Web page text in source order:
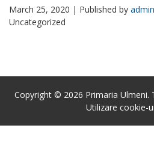
March 25, 2020 | Published by admin
Uncategorized
Copyright © 2026 Primaria Ulmeni.
Utilizare cookie-